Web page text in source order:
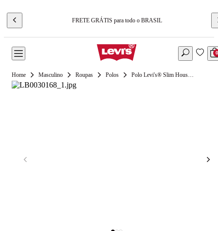
FRETE GRÁTIS para todo o BRASIL
0
Masculino Roupas Polos Polo Levi's® Slim Housemark Verde